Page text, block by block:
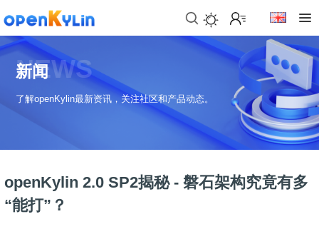
>
下
载
>
下
载
镜
像
>
社
>
于
区
>
态
>
>
NEWS
新闻
了解openKylin最新资讯，关注社区和产品动态。
openKylin 2.0 SP2揭秘 - 磐石架构究竟有多
“能打”？